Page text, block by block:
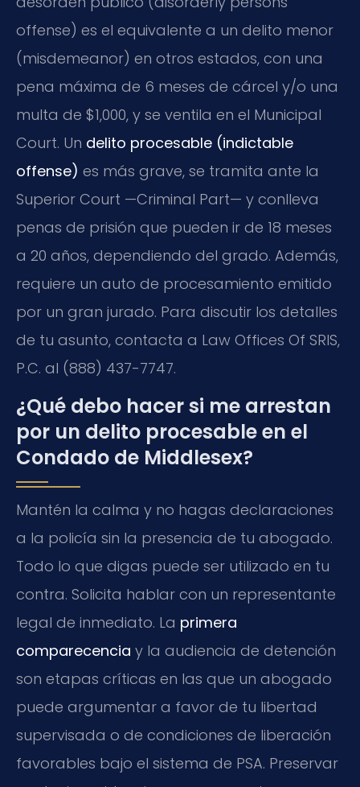
offense) es el equivalente a un delito menor
(misdemeanor) en otros estados, con una
pena máxima de 6 meses de cárcel y/o una
multa de $1,000, y se ventila en el Municipal
Court. Un delito procesable (indictable
offense) es más grave, se tramita ante la
Superior Court —Criminal Part— y conlleva
penas de prisión que pueden ir de 18 meses
a 20 años, dependiendo del grado. Además,
requiere un auto de procesamiento emitido
por un gran jurado. Para discutir los detalles
de tu asunto, contacta a Law Offices Of SRIS,
P.C. al (888) 437-7747.
¿Qué debo hacer si me arrestan
por un delito procesable en el
Condado de Middlesex?
Mantén la calma y no hagas declaraciones
a la policía sin la presencia de tu abogado.
Todo lo que digas puede ser utilizado en tu
contra. Solicita hablar con un representante
legal de inmediato. La primera
comparecencia y la audiencia de detención
son etapas críticas en las que un abogado
puede argumentar a favor de tu libertad
supervisada o de condiciones de liberación
favorables bajo el sistema de PSA. Preservar